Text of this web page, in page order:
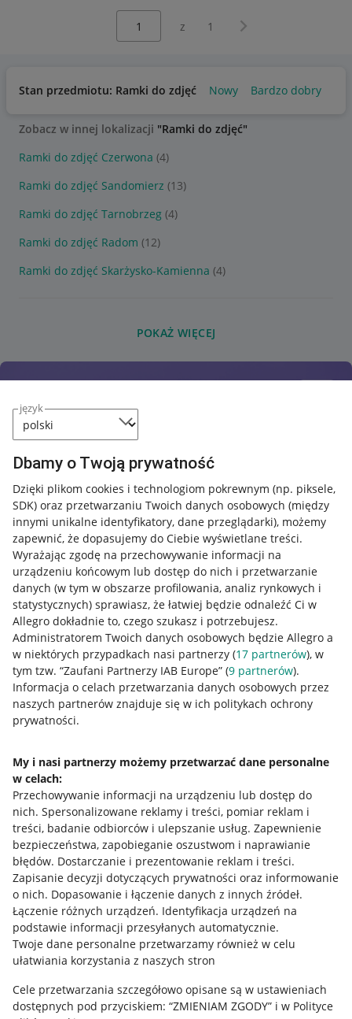
język
Dbamy o Twoją prywatność
Dzięki plikom cookies i technologiom pokrewnym (np. piksele,
SDK) oraz przetwarzaniu Twoich danych osobowych (między
innymi unikalne identyfikatory, dane przeglądarki), możemy
zapewnić, że dopasujemy do Ciebie wyświetlane treści.
Wyrażając zgodę na przechowywanie informacji na
urządzeniu końcowym lub dostęp do nich i przetwarzanie
danych (w tym w obszarze profilowania, analiz rynkowych i
statystycznych) sprawiasz, że łatwiej będzie odnaleźć Ci w
Allegro dokładnie to, czego szukasz i potrzebujesz.
Administratorem Twoich danych osobowych będzie Allegro a
w niektórych przypadkach nasi partnerzy (17 partnerów), w
tym tzw. “Zaufani Partnerzy IAB Europe” (9 partnerów).
Informacja o celach przetwarzania danych osobowych przez
naszych partnerów znajduje się w ich politykach ochrony
prywatności.
My i nasi partnerzy możemy przetwarzać dane personalne
w celach:
Przechowywanie informacji na urządzeniu lub dostęp do
nich. Spersonalizowane reklamy i treści, pomiar reklam i
treści, badanie odbiorców i ulepszanie usług. Zapewnienie
bezpieczeństwa, zapobieganie oszustwom i naprawianie
błędów. Dostarczanie i prezentowanie reklam i treści.
Zapisanie decyzji dotyczących prywatności oraz informowanie
o nich. Dopasowanie i łączenie danych z innych źródeł.
Łączenie różnych urządzeń. Identyfikacja urządzeń na
podstawie informacji przesyłanych automatycznie.
Twoje dane personalne przetwarzamy również w celu
ułatwiania korzystania z naszych stron
Cele przetwarzania szczegółowo opisane są w ustawieniach
dostępnych pod przyciskiem: “ZMIENIAM ZGODY” i w Polityce
z 1 Następna strona
Stan przedmiotu: Ramki do zdjęć Nowy Bardzo dobry
Zobacz w innej lokalizacji "Ramki do zdjęć"
Ramki do zdjęć Czerwona (4)
Ramki do zdjęć Sandomierz (13)
Ramki do zdjęć Tarnobrzeg (4)
Ramki do zdjęć Radom (12)
Ramki do zdjęć Skarżysko-Kamienna (4)
POKAŻ WIĘCEJ
Przydatne informacje
Jak to działa
Allegro Gadane dla sprzedających
Allegro Gadane dla kupujących
Mapa miejscowości
Informacje prawne
Regulamin
Polityka plików "cookies"
Ustawienia plików "cookies"
Udostępnianie lokalizacji